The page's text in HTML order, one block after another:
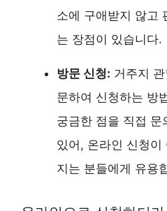
소에 구애받지 않고
는 장점이 있습니다.
방문 신청: 거주지
문하여 신청하는 방
궁금한 점을 직접 문
있어, 온라인 신청이
지는 분들에게 유용